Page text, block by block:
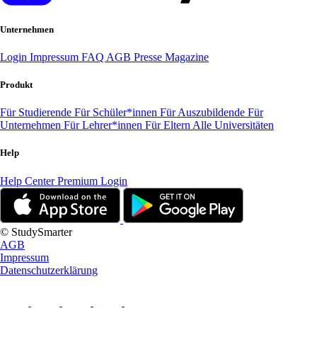
Unternehmen
Login Impressum FAQ AGB Presse Magazine
Produkt
Für Studierende Für Schüler*innen Für Auszubildende Für
Unternehmen Für Lehrer*innen Für Eltern Alle Universitäten
Help
Help CenterPremium Login
© StudySmarter
AGB
Impressum
Datenschutzerklärung